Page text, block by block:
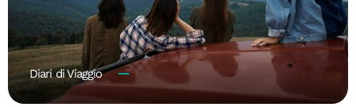
Diari di Viaggio